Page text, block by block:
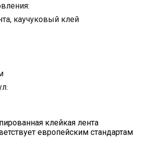
каучуковый клей
клейкая лента
европейским стандартам